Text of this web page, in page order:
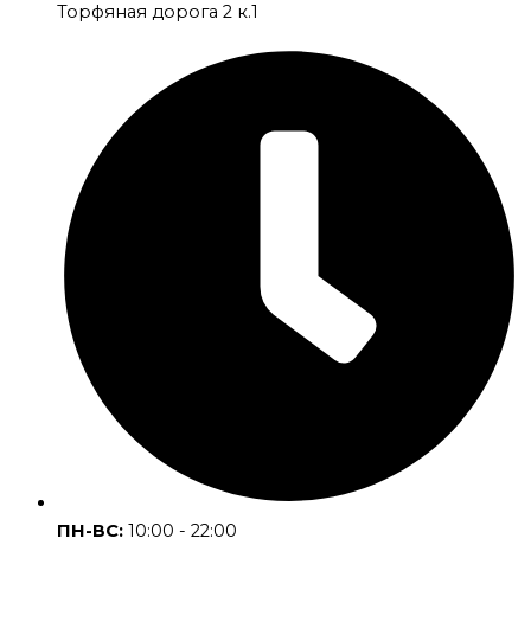
Торфяная дорога 2 к.1
ПН-ВС: 10:00 - 22:00